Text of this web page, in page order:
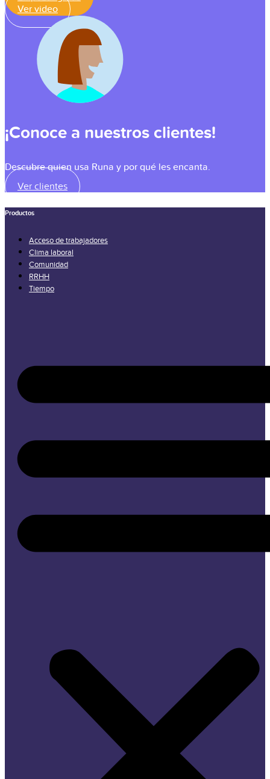
Ver video
¡Conoce a nuestros clientes!
Descubre quien usa Runa y por qué les encanta.
Ver clientes
Productos
Acceso de trabajadores
Clima laboral
Comunidad
RRHH
Tiempo